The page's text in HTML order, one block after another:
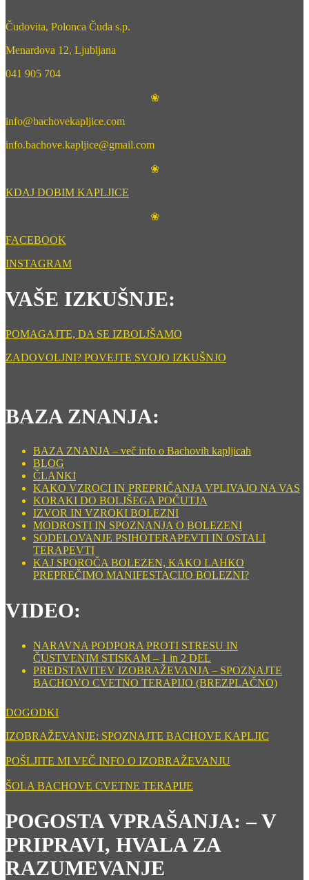
Čudovita, Polonca Čuda s.p.
Menardova 12, Ljubljana
041 905 704
❀
info@bachovekapljice.com
info.bachove.kapljice@gmail.com
❀
KDAJ DOBIM KAPLJICE
❀
FACEBOOK
INSTAGRAM
VAŠE IZKUŠNJE:
POMAGAJTE, DA SE IZBOLJŠAMO
ZADOVOLJNI? POVEJTE SVOJO IZKUŠNJO
BAZA ZNANJA:
BAZA ZNANJA – več info o Bachovih kapljicah
BLOG
ČLANKI
KAKO VZROCI IN PREPRIČANJA VPLIVAJO NA VAS
KORAKI DO BOLJŠEGA POČUTJA
IZVOR IN VZROKI BOLEZNI
MODROSTI IN SPOZNANJA O BOLEZENI
SODELOVANJE PSIHOTERAPEVTI IN OSTALI
TERAPEVTI
KAJ SPOROČA BOLEZEN, KAKO LAHKO
PREPREČIMO MANIFESTACIJO BOLEZNI?
VIDEO:
NARAVNA PODPORA PROTI STRESU IN
ČUSTVENIM STISKAM – 1 in 2 DEL
PREDSTAVITEV IZOBRAŽEVANJA – SPOZNAJTE
BACHOVO CVETNO TERAPIJO (BREZPLAČNO)
DOGODKI
IZOBRAŽEVANJE: SPOZNAJTE BACHOVE KAPLJIC
POŠLJITE MI VEČ INFO O IZOBRAŽEVANJU
ŠOLA BACHOVE CVETNE TERAPIJE
POGOSTA VPRAŠANJA: – V
PRIPRAVI, HVALA ZA
RAZUMEVANJE